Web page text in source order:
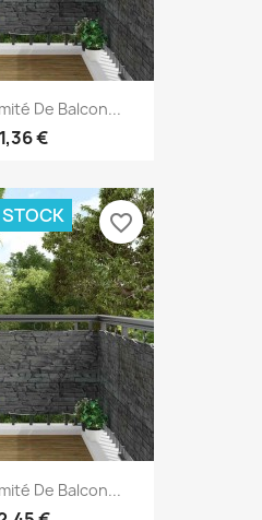
De Balcon...
€
De Balcon...
STOCK favorite_border